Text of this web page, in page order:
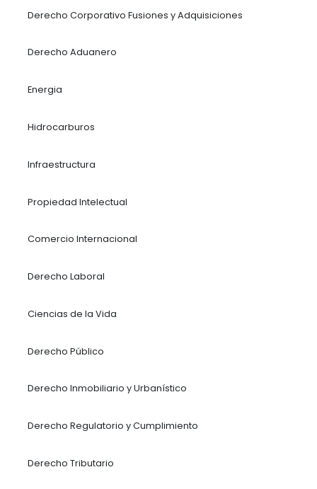
Aduanas
Daniela Corchuelo – Socia de Resolución de
de Mercado de Capitales
Banca y Finanzas
Derecho de la Competencia